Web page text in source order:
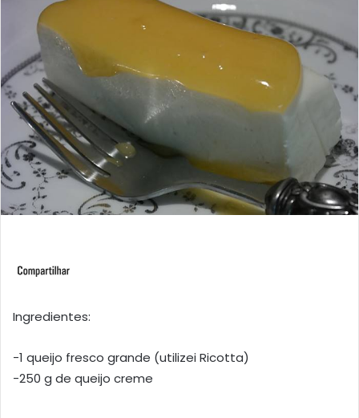
Ingredientes:
-1 queijo fresco grande (utilizei Ricotta)
-250 g de queijo creme